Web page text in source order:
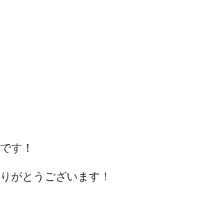
す！
がとうございます！